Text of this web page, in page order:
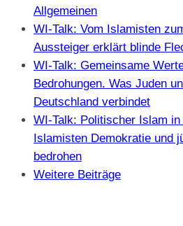
Allgemeinen
WI-Talk: Vom Islamisten
Aussteiger erklärt blinde
WI-Talk: Gemeinsame
Bedrohungen. Was Juden
Deutschland verbindet
WI-Talk: Politischer Islam
Islamisten Demokratie und
bedrohen
Weitere Beiträge